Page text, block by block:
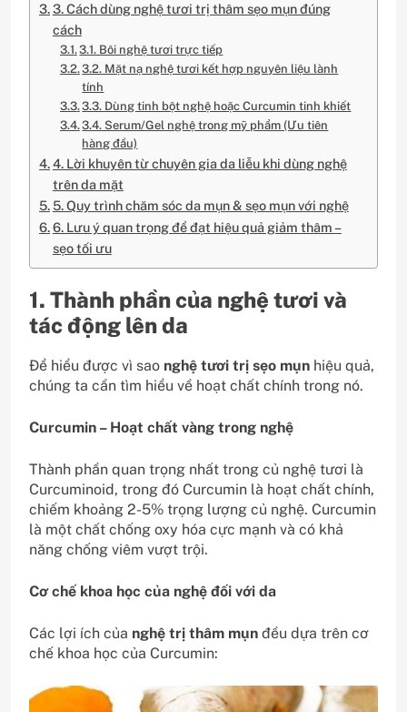
3. Cách dùng nghệ tươi trị thâm sẹo mụn đúng
cách
3.1. Bôi nghệ tươi trực tiếp
3.2. Mặt nạ nghệ tươi kết hợp nguyên liệu lành
tính
3.3. Dùng tinh bột nghệ hoặc Curcumin tinh khiết
3.4. Serum/Gel nghệ trong mỹ phẩm (Ưu tiên
hàng đầu)
4. Lời khuyên từ chuyên gia da liễu khi dùng nghệ
trên da mặt
5. Quy trình chăm sóc da mụn & sẹo mụn với nghệ
6. Lưu ý quan trọng để đạt hiệu quả giảm thâm –
sẹo tối ưu
1. Thành phần của nghệ tươi và
tác động lên da
Để hiểu được vì sao nghệ tươi trị sẹo mụn hiệu quả,
chúng ta cần tìm hiểu về hoạt chất chính trong nó.
Curcumin – Hoạt chất vàng trong nghệ
Thành phần quan trọng nhất trong củ nghệ tươi là
Curcuminoid, trong đó Curcumin là hoạt chất chính,
chiếm khoảng 2-5% trọng lượng củ nghệ. Curcumin
là một chất chống oxy hóa cực mạnh và có khả
năng chống viêm vượt trội.
Cơ chế khoa học của nghệ đối với da
Các lợi ích của nghệ trị thâm mụn đều dựa trên cơ
chế khoa học của Curcumin: